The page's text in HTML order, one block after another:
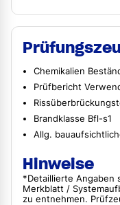
Chemikalien
Prüfbericht
Brandklasse Bfl-s1
Allg.
Hinweise
*Detaillierte Angaben
Merkblatt /
zu entnehmen.